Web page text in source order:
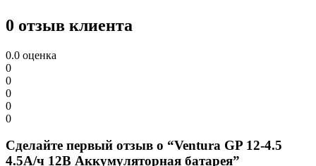
0 отзыв клиента
0.0 оценка
0
0
0
0
0
Сделайте первый отзыв о “Ventura GP 12-4.5
4.5А/ч 12В Аккумуляторная батарея”